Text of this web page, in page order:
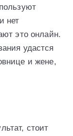
нет
это онлайн.
удастся
и жене,
стоит